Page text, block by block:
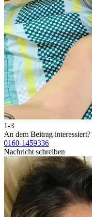
1-3
An dem Beitrag interessiert?
0160-1459336
Nachricht schreiben